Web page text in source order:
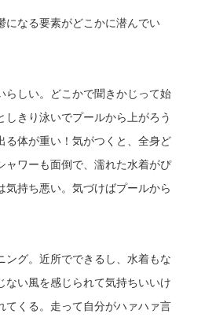
になる要素がどこかに潜んでい
らしい。どこかで聞きかじって始
しきり泳いでプールから上がろう
る体が重い！気がつくと、全身ど
ャワーも面倒で、濡れた水着がぴ
気持ち悪い。気づけばプールから
ング。近所でできるし、水着もな
ない風を感じられて気持ちいいけ
てくる。走って自分がハァハァ言